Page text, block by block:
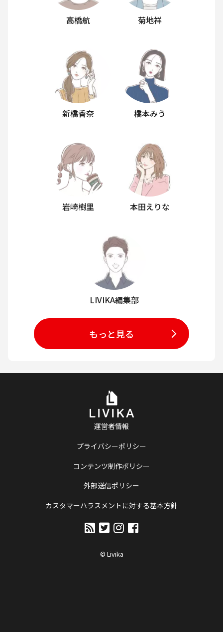
高橋航 菊地祥
新橋香奈 橋本みう
岩崎樹里 本田えりな
LIVIKA編集部
もっと見る
運営者情報
プライバシーポリシー
コンテンツ制作ポリシー
外部送信ポリシー
カスタマーハラスメントに対する基本方針
© Livika